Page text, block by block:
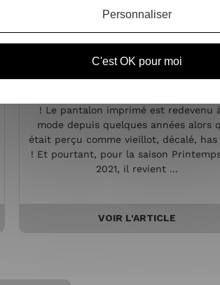
Pantalon imprimé : la
à porter cette saison !
! Le pantalon imprimé est redevenu
mode depuis quelques années alors
était perçu comme vieillot, décalé, has
! Et pourtant, pour la saison
2021, il revient ...
VOIR L'ARTICLE
C'est OK pour moi
Personnaliser